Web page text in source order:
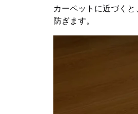
カーペットに近づく
防ぎます。